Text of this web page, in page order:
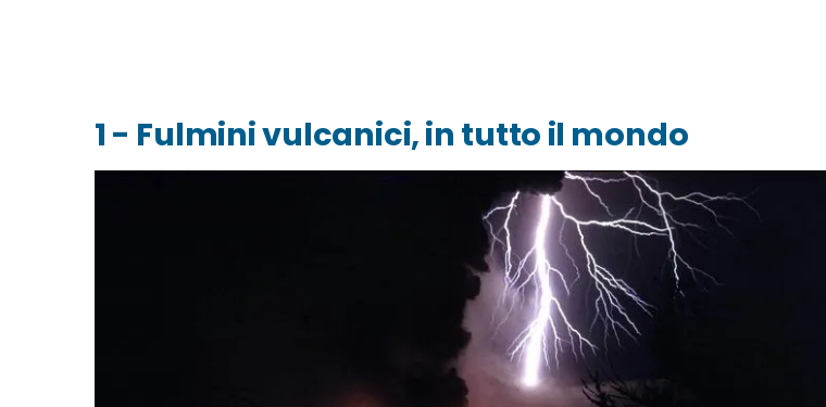
1 - Fulmini vulcanici, in tutto il mondo